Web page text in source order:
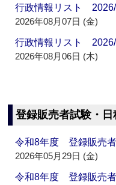
行政情報リスト
2026年08月07日 (金)
行政情報リスト
2026年08月06日 (木)
登録販売者試験・日
令和8年度 登録販売
2026年05月29日 (金)
令和8年度 登録販売